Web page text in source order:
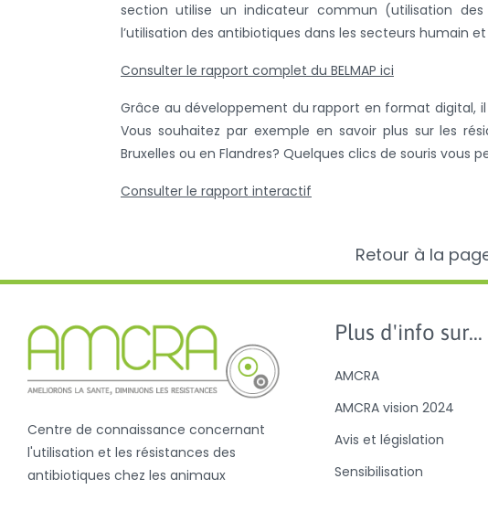
section utilise un indicateur commun (utilisation
l’utilisation des antibiotiques dans les secteurs humain
Consulter le rapport complet du BELMAP ici
Grâce au développement du rapport en format digital,
Vous souhaitez par exemple en savoir plus sur les
Bruxelles ou en Flandres? Quelques clics de souris
Consulter le rapport interactif
Retour à la
Centre de connaissance concernant
l'utilisation et les résistances des
antibiotiques chez les animaux
Plus d'info sur...
AMCRA
AMCRA vision 2024
Avis et législation
Sensibilisation